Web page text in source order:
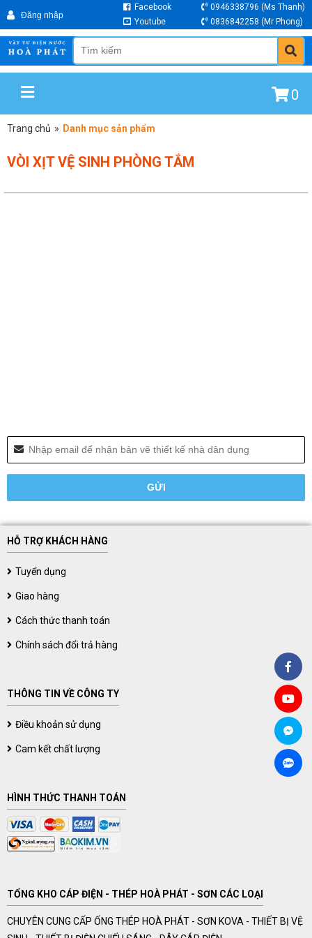
Facebook
Youtube
0946338796 (Ms Thanh)
0836842258 (Mr Phong)
0
Trang chủ » Danh mục sản phẩm
VÒI XỊT VỆ SINH PHÒNG TẮM
HỖ TRỢ KHÁCH HÀNG
Tuyển dụng
Giao hàng
Cách thức thanh toán
Chính sách đổi trả hàng
THÔNG TIN VỀ CÔNG TY
Điều khoản sử dụng
Cam kết chất lượng
HÌNH THỨC THANH TOÁN
TỔNG KHO CÁP ĐIỆN - THÉP HOÀ PHÁT - SƠN CÁC LOẠI
CHUYÊN CUNG CẤP ỐNG THÉP HOÀ PHÁT - SƠN KOVA - THIẾT BỊ VỆ